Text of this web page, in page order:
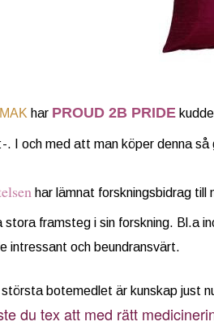
har PROUD 2B PRIDE
. I och med att man köper denna så
har lämnat forskningsbidrag till
stora framsteg i sin forskning. Bl.a
intressant och beundransvärt.
största botemedlet är kunskap just
du tex att med rätt